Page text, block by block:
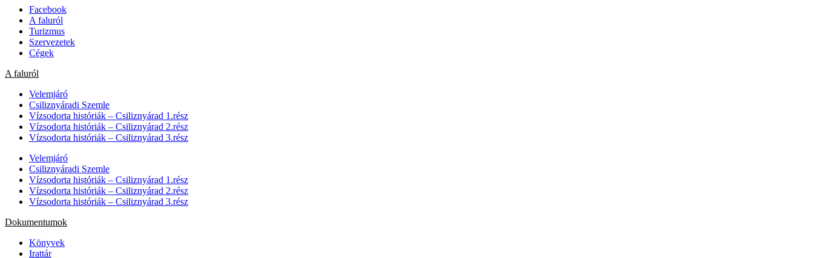
Facebook
A faluról
Turizmus
Szervezetek
Cégek
A faluról
Velemjáró
Csiliznyáradi Szemle
Vízsodorta históriák – Csiliznyárad 1.rész
Vízsodorta históriák – Csiliznyárad 2.rész
Vízsodorta históriák – Csiliznyárad 3.rész
Velemjáró
Csiliznyáradi Szemle
Vízsodorta históriák – Csiliznyárad 1.rész
Vízsodorta históriák – Csiliznyárad 2.rész
Vízsodorta históriák – Csiliznyárad 3.rész
Dokumentumok
Könyvek
Irattár